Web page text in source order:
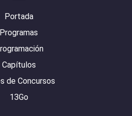
Portada
Programas
Capítulos
de Concursos
13Go